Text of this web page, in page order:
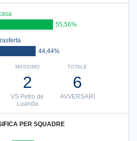
55,56%
44,44%
TOTALE
6
AVVERSARI
MASSIMO
2
VS Petro de
Luanda
PER SQUADRE